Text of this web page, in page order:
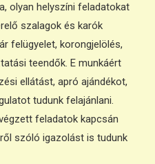
olyan helyszíni feladatokat
szalagok és karók
felügyelet, korongjelölés,
teendők. E munkáért
ellátást, apró ajándékot,
tudunk felajánlani.
feladatok kapcsán
szóló igazolást is tudunk